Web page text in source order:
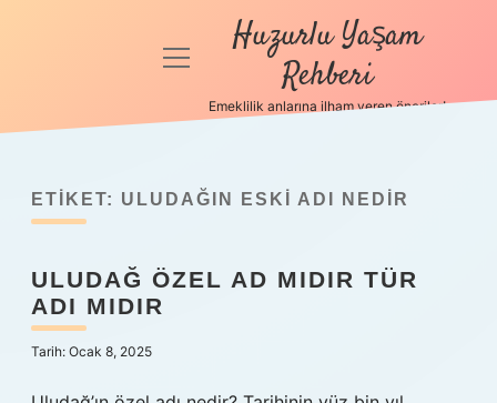
Anasayfa
Politikası
Hakkımızda
menüyü
Huzurlu Yaşam
Rehberi
Emeklilik anlarına ilham veren öneriler!
ETIKET: ULUDAĞIN ESKI ADI NEDIR
ULUDAĞ ÖZEL AD MIDIR TÜR
ADI MIDIR
Tarih: Ocak 8, 2025